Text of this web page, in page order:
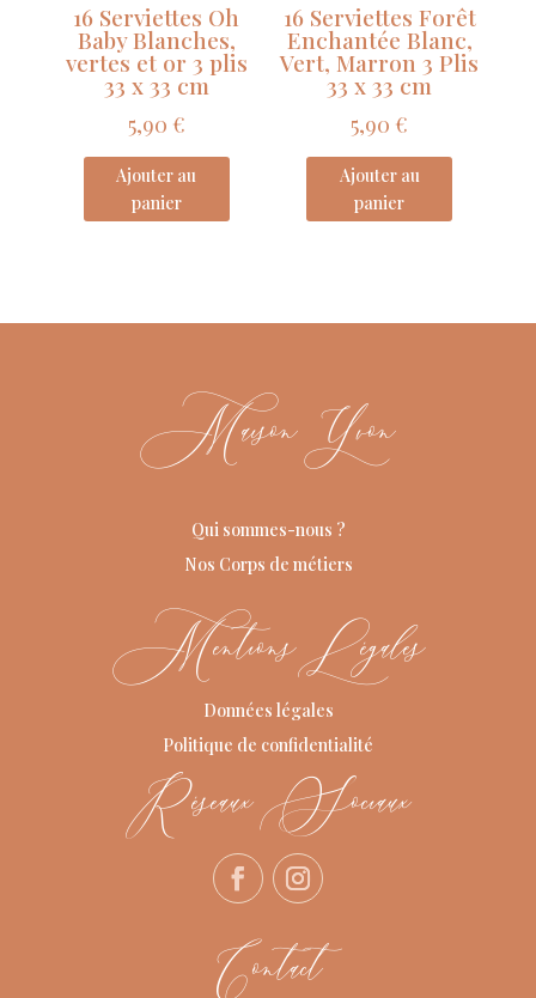
16 Serviettes Oh
Baby Blanches,
vertes et or 3 plis
33 x 33 cm
5,90 €
Ajouter au
panier
16 Serviettes Forêt
Enchantée Blanc,
Vert, Marron 3 Plis
33 x 33 cm
5,90 €
Ajouter au
panier
Maison Yvon
Qui sommes-nous ?
Nos Corps de métiers
Mentions Légales
Données légales
Politique de confidentialité
Réseaux Sociaux
Contact